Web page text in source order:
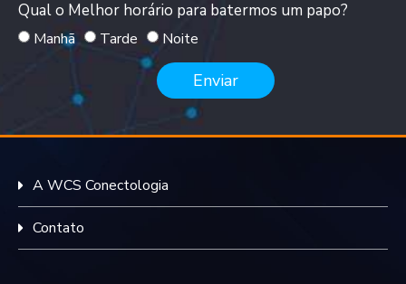
Qual o Melhor horário para batermos um papo?
Manhã Tarde Noite
Enviar
A WCS Conectologia
Contato